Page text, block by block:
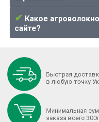
✔ Какое
сайте?
Быстрая
в любую точку
Минимальная
заказа всего